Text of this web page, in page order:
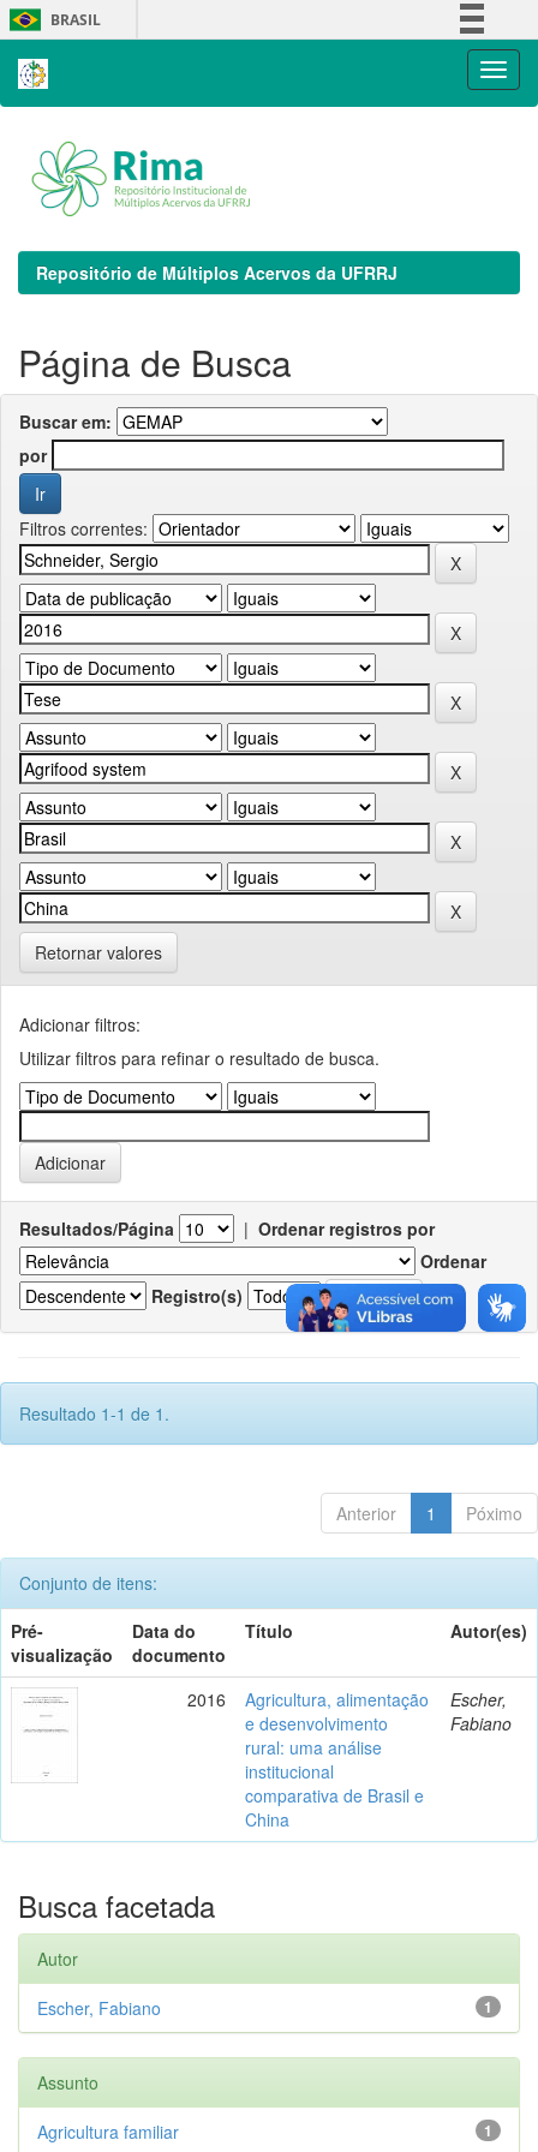
Skip
navigation
BRASIL
Repositório de Múltiplos Acervos da UFRRJ
Página de Busca
Buscar em:
por
Filtros correntes:
Retornar valores
Adicionar filtros:
Utilizar filtros para refinar o resultado de busca.
Resultados/Página | Ordenar registros por
Ordenar
Registro(s)
Resultado 1-1 de 1.
Anterior 1 Póximo
Conjunto de itens:
Pré-
visualização
Data do
documento
Título Autor(es)
2016
Agricultura, alimentação
e desenvolvimento
rural: uma análise
institucional
comparativa de Brasil e
China
Escher,
Fabiano
Busca facetada
Autor
1
Escher, Fabiano
Assunto
1
Agricultura familiar